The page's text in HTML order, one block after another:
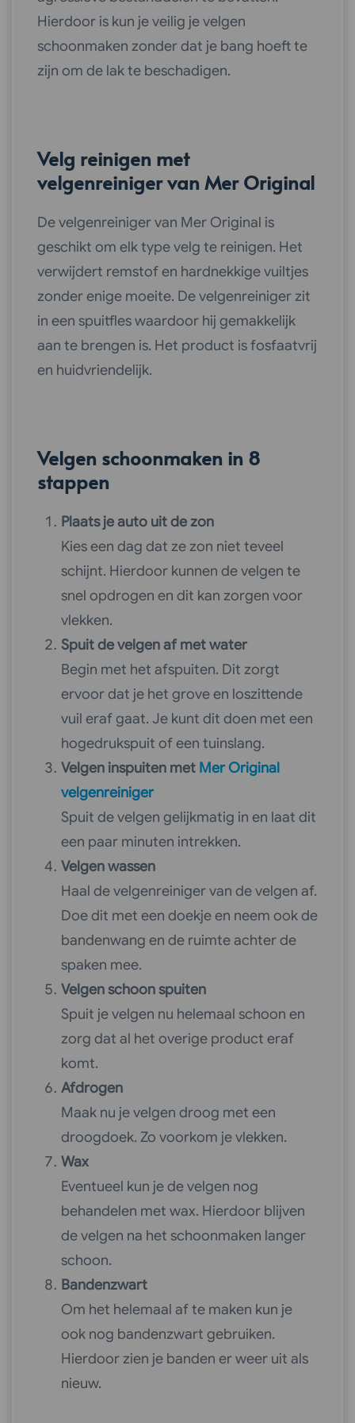
Hierdoor is kun je veilig je velgen
schoonmaken zonder dat je bang hoeft te
zijn om de lak te beschadigen.
Velg reinigen met
velgenreiniger van Mer Original
De velgenreiniger van Mer Original is
geschikt om elk type velg te reinigen. Het
verwijdert remstof en hardnekkige vuiltjes
zonder enige moeite. De velgenreiniger zit
in een spuitfles waardoor hij gemakkelijk
aan te brengen is. Het product is fosfaatvrij
en huidvriendelijk.
Velgen schoonmaken in 8
stappen
Plaats je auto uit de zon
Kies een dag dat ze zon niet teveel
schijnt. Hierdoor kunnen de velgen te
snel opdrogen en dit kan zorgen voor
vlekken.
Spuit de velgen af met water
Begin met het afspuiten. Dit zorgt
ervoor dat je het grove en loszittende
vuil eraf gaat. Je kunt dit doen met een
hogedrukspuit of een tuinslang.
Velgen inspuiten met Mer Original
velgenreiniger
Spuit de velgen gelijkmatig in en laat dit
een paar minuten intrekken.
Velgen wassen
Haal de velgenreiniger van de velgen af.
Doe dit met een doekje en neem ook de
bandenwang en de ruimte achter de
spaken mee.
Velgen schoon spuiten
Spuit je velgen nu helemaal schoon en
zorg dat al het overige product eraf
komt.
Afdrogen
Maak nu je velgen droog met een
droogdoek. Zo voorkom je vlekken.
Wax
Eventueel kun je de velgen nog
behandelen met wax. Hierdoor blijven
de velgen na het schoonmaken langer
schoon.
Bandenzwart
Om het helemaal af te maken kun je
ook nog bandenzwart gebruiken.
Hierdoor zien je banden er weer uit als
nieuw.